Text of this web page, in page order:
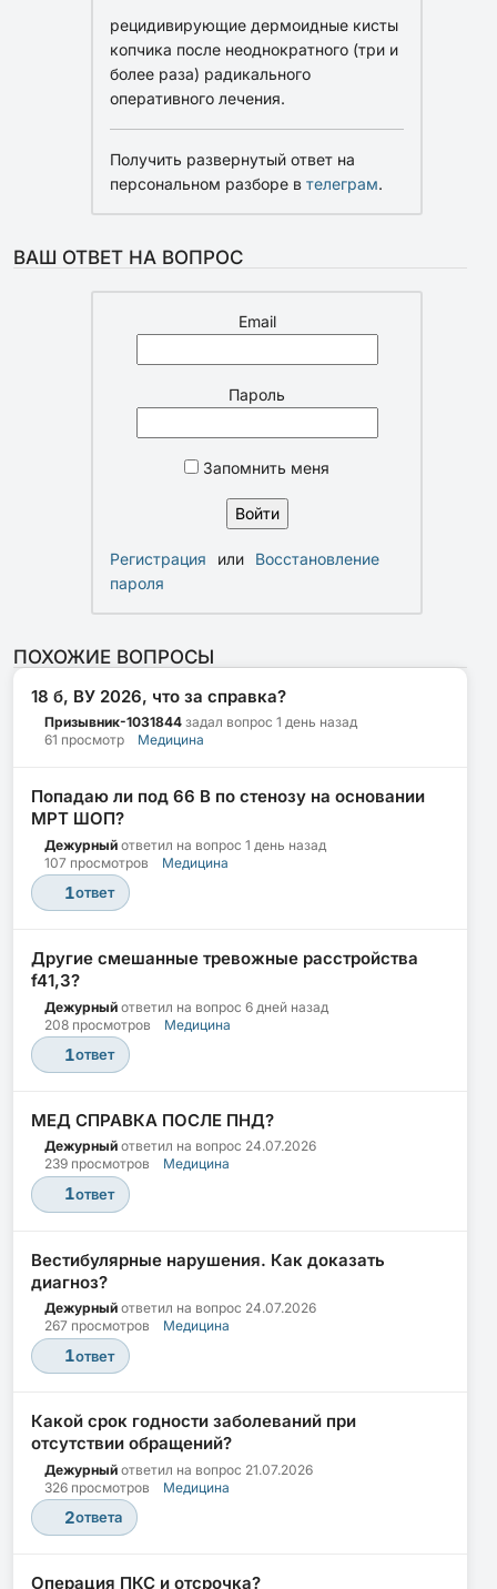
рецидивирующие дермоидные кисты
копчика после неоднократного (три и
более раза) радикального
оперативного лечения.
Получить развернутый ответ на
персональном разборе в телеграм.
ВАШ ОТВЕТ НА ВОПРОС
Email
Пароль
Запомнить меня
Регистрация или
Восстановление
пароля
ПОХОЖИЕ ВОПРОСЫ
18 б, ВУ 2026, что за справка?
Призывник-1031844 задал вопрос 1 день назад
61 просмотр
Медицина
Попадаю ли под 66 В по стенозу на основании
МРТ ШОП?
Дежурный ответил на вопрос 1 день назад
107 просмотров
Медицина
1ответ
Другие смешанные тревожные расстройства
f41,3?
Дежурный ответил на вопрос 6 дней назад
208 просмотров
Медицина
1ответ
МЕД СПРАВКА ПОСЛЕ ПНД?
Дежурный ответил на вопрос 24.07.2026
239 просмотров
Медицина
1ответ
Вестибулярные нарушения. Как доказать
диагноз?
Дежурный ответил на вопрос 24.07.2026
267 просмотров
Медицина
1ответ
Какой срок годности заболеваний при
отсутствии обращений?
Дежурный ответил на вопрос 21.07.2026
326 просмотров
Медицина
2ответа
Операция ПКС и отсрочка?